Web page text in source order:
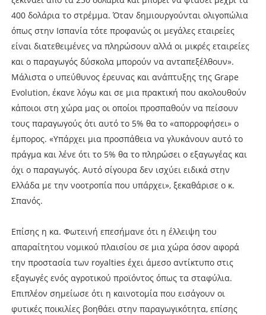
400 δολάρια το στρέµµα. Όταν δηµιουργούνται ολιγοπώλια
όπως στην Ισπανία τότε προφανώς οι µεγάλες εταιρείες
είναι διατεθειµένες να πληρώσουν αλλά οι µικρές εταιρείες
και ο παραγωγός δύσκολα µπορούν να ανταπεξέλθουν».
Μάλιστα ο υπεύθυνος έρευνας και ανάπτυξης της Grape
Evolution, έκανε λόγω και σε µια πρακτική που ακολουθούν
κάποιοι στη χώρα µας οι οποίοι προσπαθούν να πείσουν
τους παραγωγούς ότι αυτό το 5% θα το «απορροφήσει» ο
έµπορος. «Υπάρχει µια προσπάθεια να γλυκάνουν αυτό το
πράγµα και λένε ότι το 5% θα το πληρώσει ο εξαγωγέας και
όχι ο παραγωγός. Αυτό σίγουρα δεν ισχύει ειδικά στην
Ελλάδα µε την νοοτροπία που υπάρχει», ξεκαθάρισε ο κ.
Σπανός.
Επίσης η κα. Φωτεινή επεσήµανε ότι η έλλειψη του
απαραίτητου νοµικού πλαισίου σε µια χώρα όσον αφορά
την προστασία των royalties έχει άµεσο αντίκτυπο στις
εξαγωγές ενός αγροτικού προϊόντος όπως τα σταφύλια.
Επιπλέον σηµείωσε ότι η καινοτοµία που εισάγουν οι
φυτικές ποικιλίες βοηθάει στην παραγωγικότητα, επίσης